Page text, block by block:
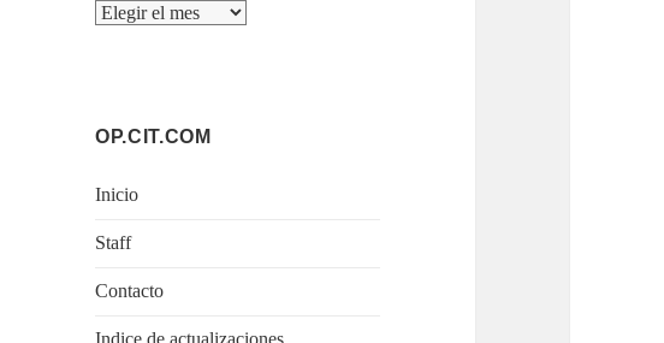
Archivo
OP.CIT.COM
Inicio
Staff
Contacto